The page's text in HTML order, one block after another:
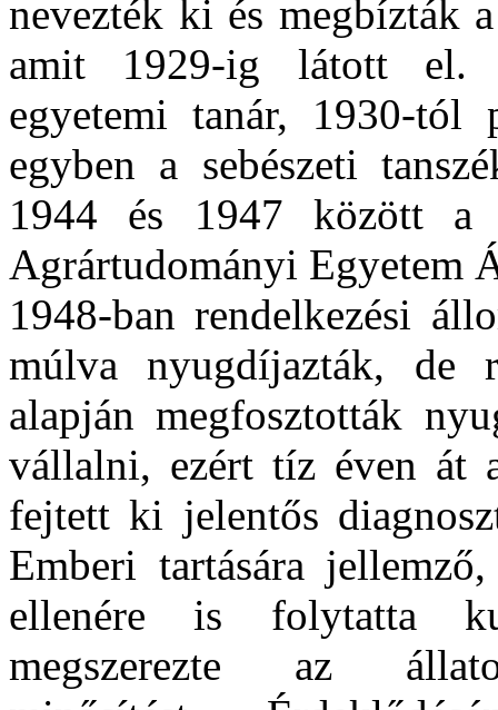
nevezték ki és megbízták
amit 1929-ig látott el.
egyetemi tanár, 1930-tól
egyben a sebészeti
1944 és 1947 között a
Agrártudományi Egyetem
1948-ban rendelkezési
múlva nyugdíjazták,
alapján megfosztották
vállalni, ezért tíz éven át
fejtett ki jelentős
Emberi tartására
ellenére is folytatta
megszerezte az